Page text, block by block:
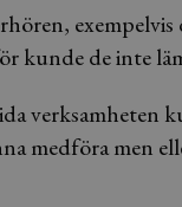
kunde de inte
verksamheten
medföra men